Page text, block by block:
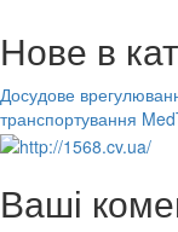
Нове в
Досудове
транспортування
Ваші